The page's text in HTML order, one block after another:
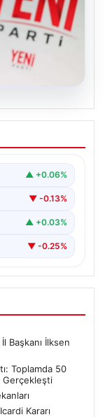
Yeni
▲ +0.06%
▼ -0.13%
▲ +0.03%
▼ -0.25%
Başkanı İlksen
Toplamda 50
Gerçekleşti
Kararı